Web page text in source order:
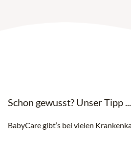
Schon gewusst? Unser Tipp ...
BabyCare gibt’s bei vielen